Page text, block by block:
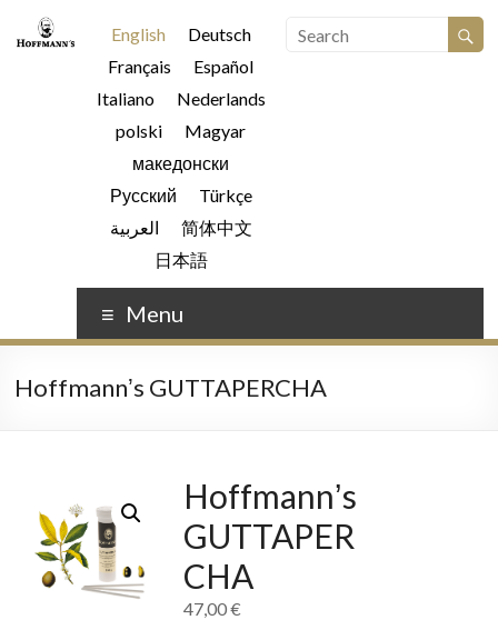
English
Deutsch
Français
Español
Italiano
Nederlands
polski
Magyar
македонски
Русский
Türkçe
العربية
简体中文
日本語
Menu
Hoffmannʼs GUTTAPERCHA
Hoffmannʼs
GUTTAPER
CHA
47,00€